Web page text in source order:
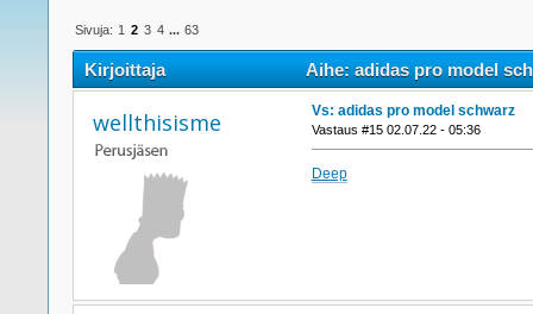
Sivuja: 1 2 3 4 ... 63
Kirjoittaja Aihe: adidas pro model
wellthisisme Vs: adidas pro model schwarz
Vastaus #15 02.07.22 - 05:36
Deep